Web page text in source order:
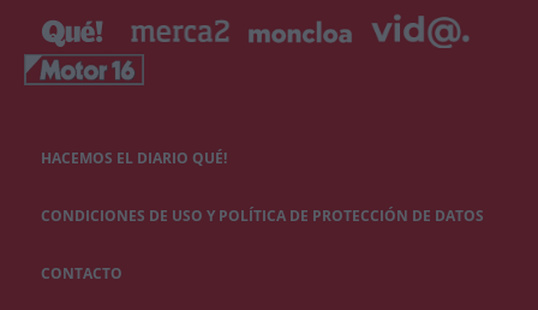
HACEMOS EL DIARIO QUÉ!
CONDICIONES DE USO Y POLÍTICA DE PROTECCIÓN DE DATOS
CONTACTO